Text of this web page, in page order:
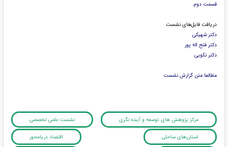
قسمت دوم
دریاقت فایل‌های نشست
دکتر شهیکی
دکتر فتح اله پور
دکتر نکویی
مظالعا متن گزارش نشست
مرکز پژوهش های توسعه و آینده نگری نشست علمی تخصصی
استان‌های ساحلی اقتصاد دریامحور